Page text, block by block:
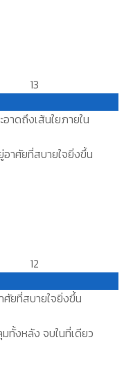
13
าดถึงเส้นใยภายใน
12
ศัยที่สบายใจยิ่งขึ้น